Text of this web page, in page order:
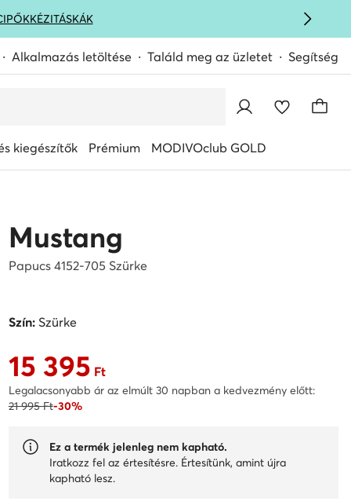
KÉZITÁSKÁK
Alkalmazás letöltése Találd meg az üzletet Segítség
kiegészítők Prémium MODIVOclub GOLD
Mustang
Papucs 4152-705 Szürke
Szín:Szürke
Aktuális ár 15 395 Ft
15 395 Ft
Legalacsonyabb ár az elmúlt 30 napban a kedvezmény előtt:
21 995 Ft-30%
Ez a termék jelenleg nem kapható.
Iratkozz fel az értesítésre. Értesítünk, amint újra
kapható lesz.